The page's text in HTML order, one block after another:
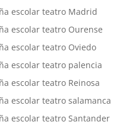
escolar teatro Madrid
escolar teatro Ourense
escolar teatro Oviedo
escolar teatro palencia
escolar teatro Reinosa
escolar teatro salamanca
escolar teatro Santander